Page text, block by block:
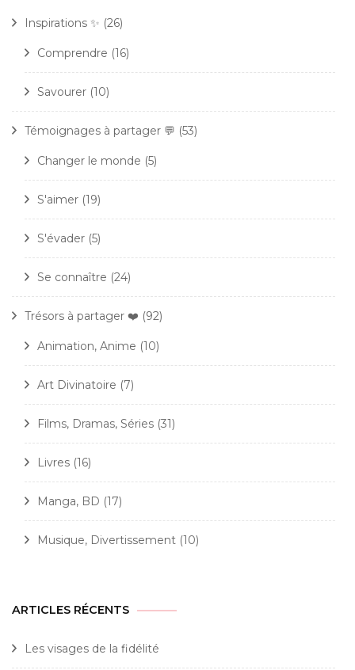
Inspirations ✨ (26)
Comprendre (16)
Savourer (10)
Témoignages à partager 💬 (53)
Changer le monde (5)
S'aimer (19)
S'évader (5)
Se connaître (24)
Trésors à partager ❤️ (92)
Animation, Anime (10)
Art Divinatoire (7)
Films, Dramas, Séries (31)
Livres (16)
Manga, BD (17)
Musique, Divertissement (10)
ARTICLES RÉCENTS
Les visages de la fidélité